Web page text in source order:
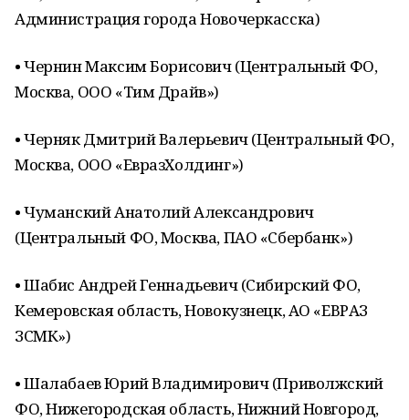
Администрация города Новочеркасска)
• Чернин Максим Борисович (Центральный ФО,
Москва, ООО «Тим Драйв»)
• Черняк Дмитрий Валерьевич (Центральный ФО,
Москва, ООО «ЕвразХолдинг»)
• Чуманский Анатолий Александрович
(Центральный ФО, Москва, ПАО «Сбербанк»)
• Шабис Андрей Геннадьевич (Сибирский ФО,
Кемеровская область, Новокузнецк, АО «ЕВРАЗ
ЗСМК»)
• Шалабаев Юрий Владимирович (Приволжский
ФО, Нижегородская область, Нижний Новгород,